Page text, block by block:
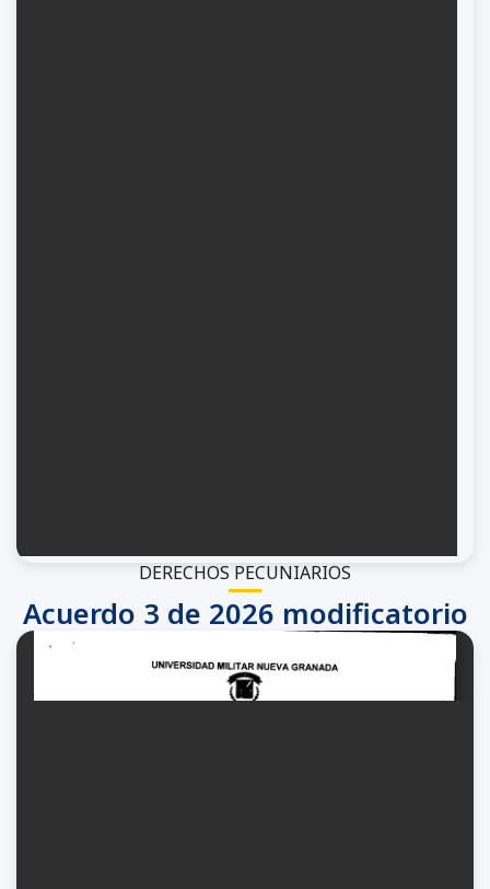
DERECHOS PECUNIARIOS
Acuerdo 3 de 2026 modificatorio